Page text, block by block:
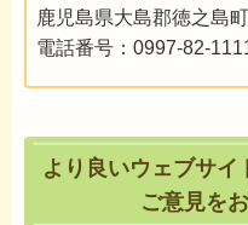
鹿児島県大島郡徳之島
電話番号：0997-82-
より良いウェブサ
ご意見を